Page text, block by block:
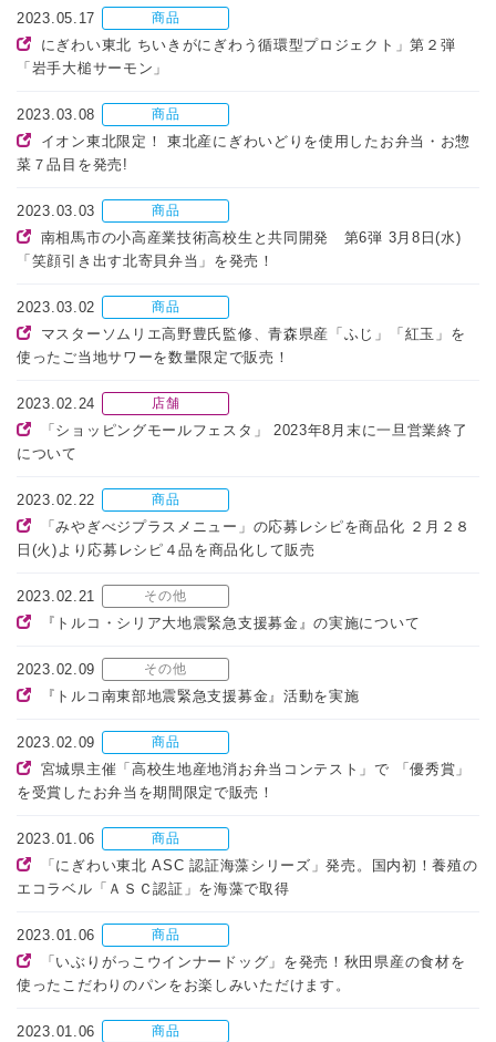
2023.05.17 商品
にぎわい東北 ちいきがにぎわう循環型プロジェクト」第２弾
「岩手大槌サーモン」
2023.03.08 商品
イオン東北限定！ 東北産にぎわいどりを使用したお弁当・お惣
菜７品目を発売!
2023.03.03 商品
南相馬市の小高産業技術高校生と共同開発 第6弾 3月8日(水)
「笑顔引き出す北寄貝弁当」を発売！
2023.03.02 商品
マスターソムリエ高野豊氏監修、青森県産「ふじ」「紅玉」を
使ったご当地サワーを数量限定で販売！
2023.02.24 店舗
「ショッピングモールフェスタ」 2023年8月末に一旦営業終了
について
2023.02.22 商品
「みやぎべジプラスメニュー」の応募レシピを商品化 ２月２８
日(火)より応募レシピ４品を商品化して販売
2023.02.21 その他
『トルコ・シリア大地震緊急支援募金』の実施について
2023.02.09 その他
『トルコ南東部地震緊急支援募金』活動を実施
2023.02.09 商品
宮城県主催「高校生地産地消お弁当コンテスト」で 「優秀賞」
を受賞したお弁当を期間限定で販売！
2023.01.06 商品
「にぎわい東北 ASC 認証海藻シリーズ」発売。国内初！養殖の
エコラベル「ＡＳＣ認証」を海藻で取得
2023.01.06 商品
「いぶりがっこウインナードッグ」を発売！秋田県産の食材を
使ったこだわりのパンをお楽しみいただけます。
2023.01.06 商品